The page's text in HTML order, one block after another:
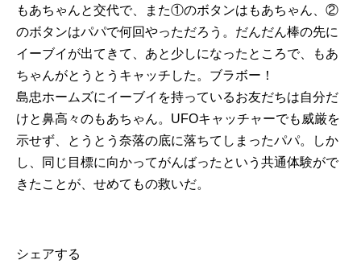
もあちゃんと交代で、また①のボタンはもあちゃん、②
のボタンはパパで何回やっただろう。だんだん棒の先に
イーブイが出てきて、あと少しになったところで、もあ
ちゃんがとうとうキャッチした。ブラボー！
島忠ホームズにイーブイを持っているお友だちは自分だ
けと鼻高々のもあちゃん。UFOキャッチャーでも威厳を
示せず、とうとう奈落の底に落ちてしまったパパ。しか
し、同じ目標に向かってがんばったという共通体験がで
きたことが、せめてもの救いだ。
シェアする